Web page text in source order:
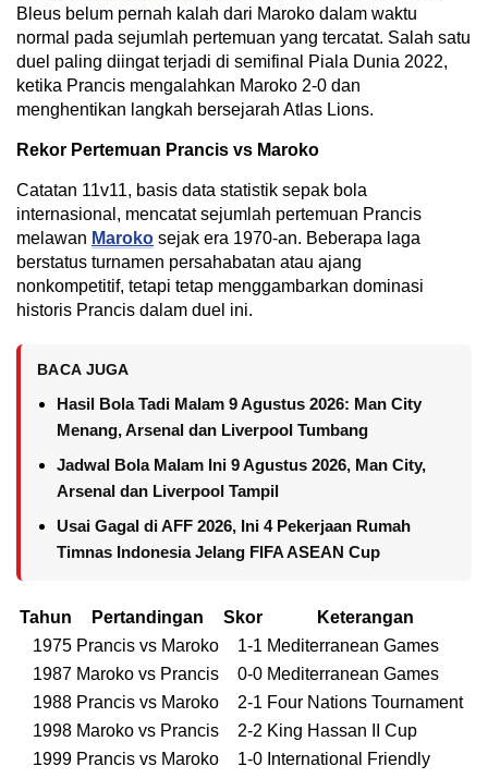
Bleus belum pernah kalah dari Maroko dalam waktu
normal pada sejumlah pertemuan yang tercatat. Salah satu
duel paling diingat terjadi di semifinal Piala Dunia 2022,
ketika Prancis mengalahkan Maroko 2-0 dan
menghentikan langkah bersejarah Atlas Lions.
Rekor Pertemuan Prancis vs Maroko
Catatan 11v11, basis data statistik sepak bola
internasional, mencatat sejumlah pertemuan Prancis
melawan Maroko sejak era 1970-an. Beberapa laga
berstatus turnamen persahabatan atau ajang
nonkompetitif, tetapi tetap menggambarkan dominasi
historis Prancis dalam duel ini.
BACA JUGA
Hasil Bola Tadi Malam 9 Agustus 2026: Man City
Menang, Arsenal dan Liverpool Tumbang
Jadwal Bola Malam Ini 9 Agustus 2026, Man City,
Arsenal dan Liverpool Tampil
Usai Gagal di AFF 2026, Ini 4 Pekerjaan Rumah
Timnas Indonesia Jelang FIFA ASEAN Cup
Tahun Pertandingan Skor
Keterangan
1975 Prancis vs Maroko 1-1 Mediterranean Games
1987 Maroko vs Prancis 0-0 Mediterranean Games
1988 Prancis vs Maroko 2-1 Four Nations Tournament
1998 Maroko vs Prancis 2-2 King Hassan II Cup
1999 Prancis vs Maroko 1-0 International Friendly